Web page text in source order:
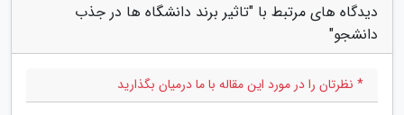
دیدگاه های مرتبط با "تاثیر برند دانشگاه ها در جذب
دانشجو"
* نظرتان را در مورد این مقاله با ما درمیان بگذارید